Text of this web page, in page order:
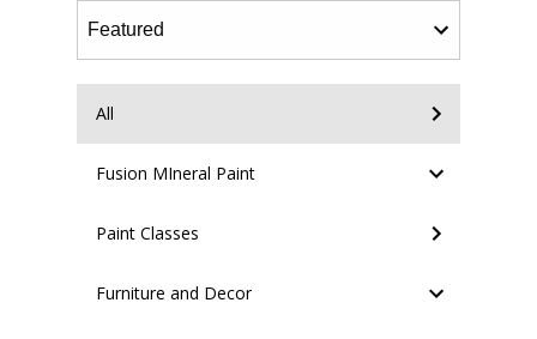
All
Fusion MIneral Paint
Paint Classes
Furniture and Decor